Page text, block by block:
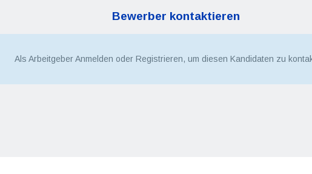
Bewerber kontaktieren
Als Arbeitgeber Anmelden oder Registrieren, um diesen Kandidaten zu